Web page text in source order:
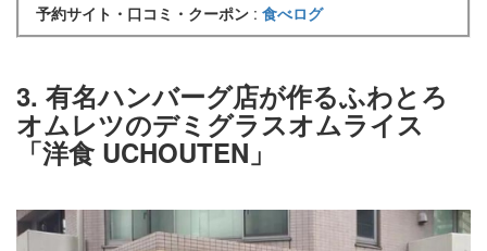
予約サイト・口コミ・クーポン : 食べログ
3. 有名ハンバーグ店が作るふわとろ
オムレツのデミグラスオムライス
「洋食 UCHOUTEN」